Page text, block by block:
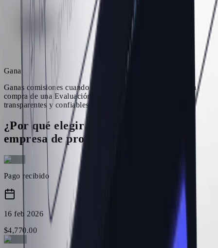
Gana
Ganas comisiones cuando tus referidos realizan su primera
compra de una Evaluación de HyroTrader. Los pagos son
transparentes y confiables.
¿Por qué elegir HyroTrader como tu
empresa de prop trading cripto?
Pago recibido
16 feb 2026
$4,770.00